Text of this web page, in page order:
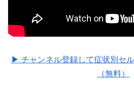
▶ チャンネル登録して症状別セ
（無料）